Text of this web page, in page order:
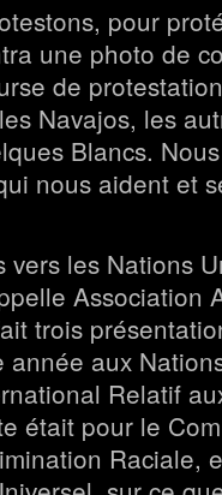
pour
une photo de
de
Navajos, les
Blancs.
nous aident et
vers les Nations
Association
trois
aux
Relatif
était pour le
Raciale,